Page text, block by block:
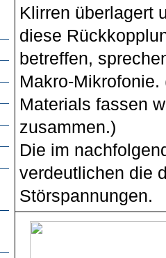
Klirren überlagert
diese
betreffen,
Materials fassen
zusammen.)
Die im
verdeutlichen die
Störspannungen.